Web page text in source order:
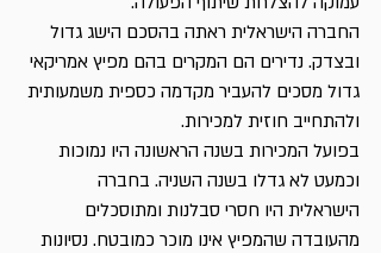
החברה הישראלית ראתה בהסכם הישג גדול
ובצדק. נדירים הם המקרים בהם מפיץ אמריקאי
גדול מסכים להעביר מקדמה כספית משמעותית
ולהתחייב חוזית למכירות.
בפועל המכירות בשנה הראשונה היו נמוכות
וכמעט לא גדלו בשנה השניה. בחברה
הישראלית היו חסרי סבלנות ומתוסכלים
מהעובדה שהמפיץ אינו מוכר כמובטח. נסיונות